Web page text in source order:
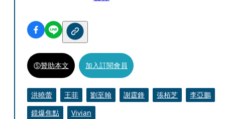
贊助本文 加入訂閱會員
洪曉蕾 王菲 劉至翰 謝霆鋒 張栢芝
李亞鵬
鏡爆焦點
Vivian